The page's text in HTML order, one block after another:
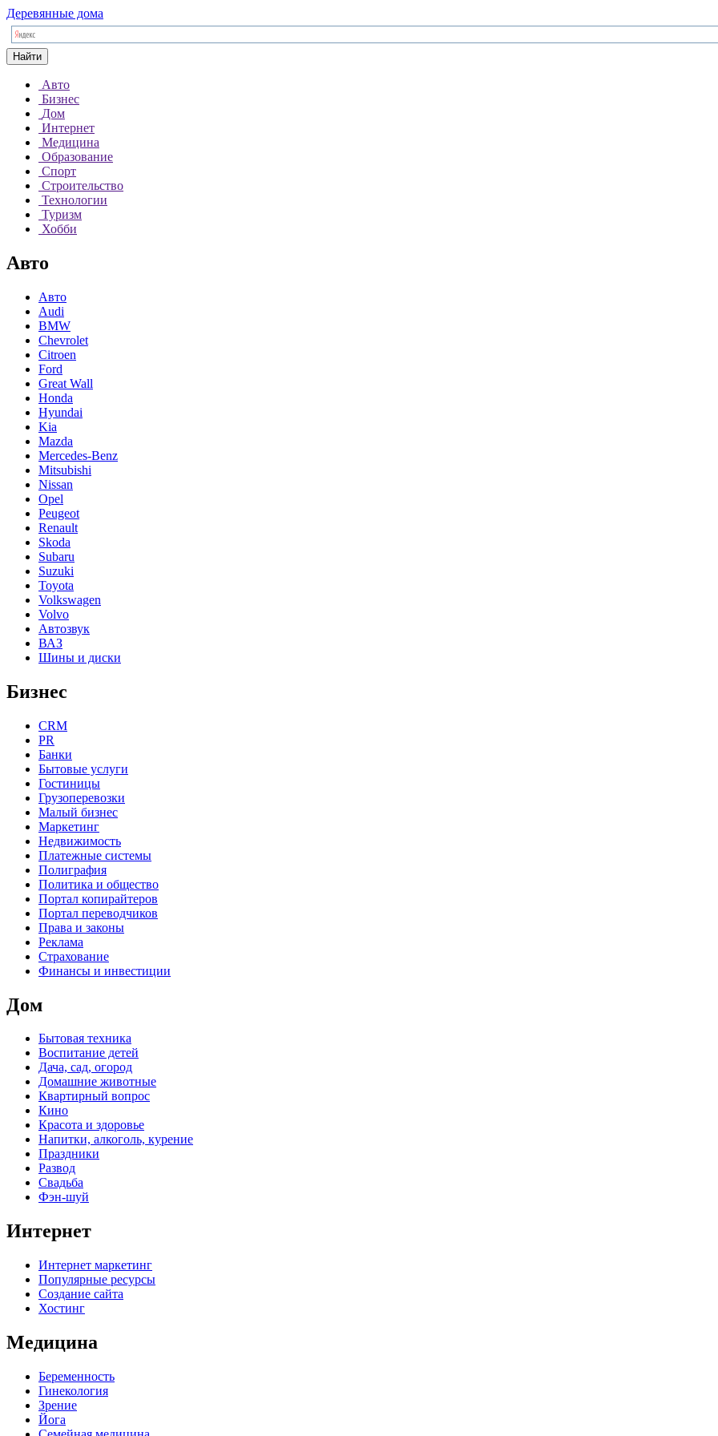
Деревянные дома
Найти
Авто
Бизнес
Дом
Интернет
Медицина
Образование
Спорт
Строительство
Технологии
Туризм
Хобби
Авто
Авто
Audi
BMW
Chevrolet
Citroen
Ford
Great Wall
Honda
Hyundai
Kia
Mazda
Mercedes-Benz
Mitsubishi
Nissan
Opel
Peugeot
Renault
Skoda
Subaru
Suzuki
Toyota
Volkswagen
Volvo
Автозвук
ВАЗ
Шины и диски
Бизнес
CRM
PR
Банки
Бытовые услуги
Гостиницы
Грузоперевозки
Малый бизнес
Маркетинг
Недвижимость
Платежные системы
Полиграфия
Политика и общество
Портал копирайтеров
Портал переводчиков
Права и законы
Реклама
Страхование
Финансы и инвестиции
Дом
Бытовая техника
Воспитание детей
Дача, сад, огород
Домашние животные
Квартирный вопрос
Кино
Красота и здоровье
Напитки, алкоголь, курение
Праздники
Развод
Свадьба
Фэн-шуй
Интернет
Интернет маркетинг
Популярные ресурсы
Создание сайта
Хостинг
Медицина
Беременность
Гинекология
Зрение
Йога